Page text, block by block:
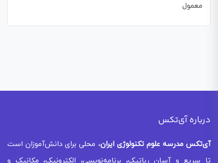
معمول
درباره آی‌تکس
آی‌تکس مدرسه علوم تکنولوژی ایران، محلی برای دانش‌آموزان است
تا سریع و آسان رباتیک، برنامه‌نویسی، الکترونیک، مکانیک و